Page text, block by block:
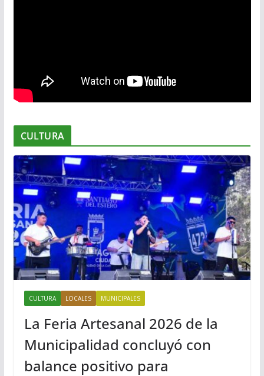
CULTURA
CULTURA LOCALES MUNICIPALES
La Feria Artesanal 2026 de la
Municipalidad concluyó con
balance positivo para